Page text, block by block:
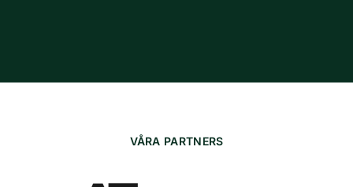
VÅRA PARTNERS